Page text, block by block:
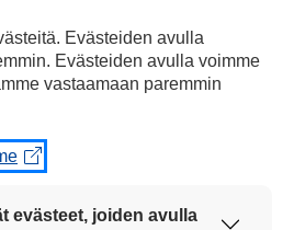
Evästeiden avulla
Evästeiden avulla voimme
vastaamaan paremmin
evästeet, joiden avulla